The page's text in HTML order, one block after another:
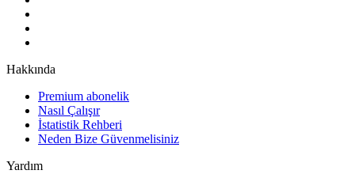
Hakkında
Premium abonelik
Nasıl Çalışır
İstatistik Rehberi
Neden Bize Güvenmelisiniz
Yardım